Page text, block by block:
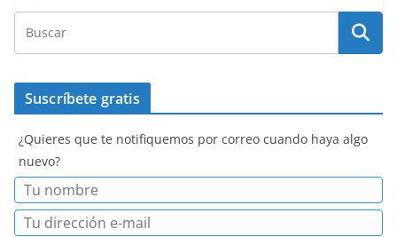
Suscríbete gratis
¿Quieres que te notifiquemos por correo cuando haya algo
nuevo?